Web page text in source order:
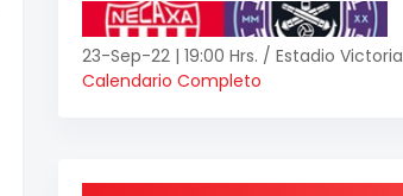
23-Sep-22 | 19:00 Hrs. / Estadio Victoria
Calendario Completo